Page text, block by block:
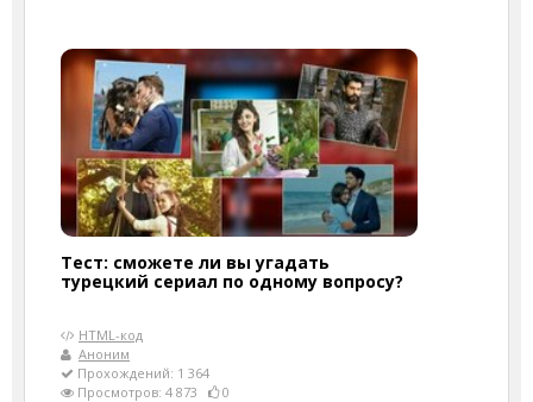
Тест: сможете ли вы угадать
турецкий сериал по одному вопросу?
HTML-код
Аноним
Прохождений: 1 364
Просмотров: 4 873
0